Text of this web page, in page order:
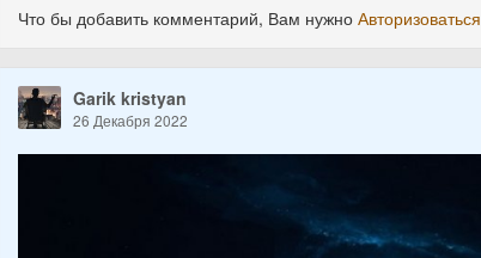
Что бы добавить комментарий, Вам нужноАвторизоваться
Garik kristyan
26 Декабря 2022